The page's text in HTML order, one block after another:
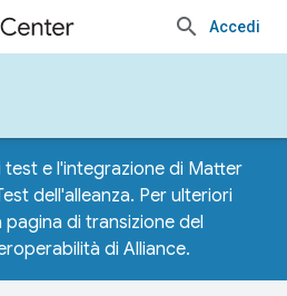
Accedi
e l'integrazione di Matter
dell'alleanza. Per ulteriori
pagina di transizione del
di Alliance.